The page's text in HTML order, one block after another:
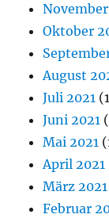
Oktober
August
Juli 2021
Juni 2021
Mai 2021
April 2021
März 2021
Februar